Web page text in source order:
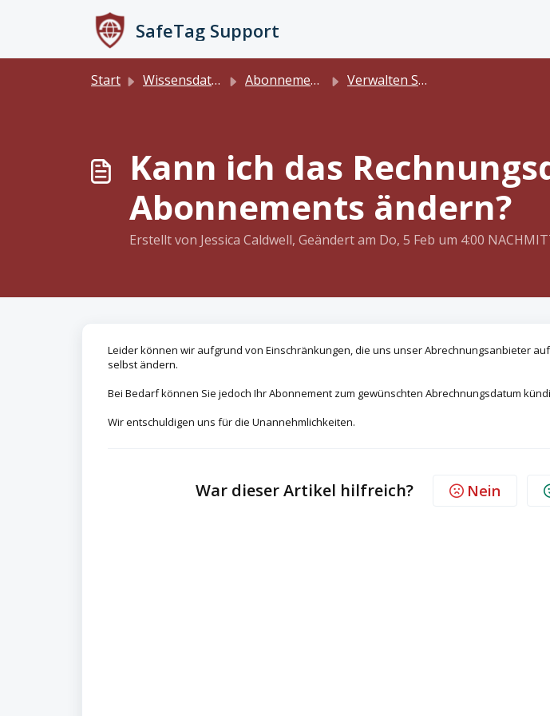
SafeTag Support
Start Wissensdatenbank Abonnements Verwalten Sie Ihr Abonnement
Kann ich das
Abonnements ändern?
Erstellt von Jessica Caldwell, Geändert am Do, 5 Feb um 4:00
Leider können wir aufgrund von Einschränkungen, die uns unser Abrechnungsanbieter
selbst ändern.
Bei Bedarf können Sie jedoch Ihr Abonnement zum gewünschten Abrechnungsdatum
Wir entschuldigen uns für die Unannehmlichkeiten.
War dieser Artikel hilfreich? Nein